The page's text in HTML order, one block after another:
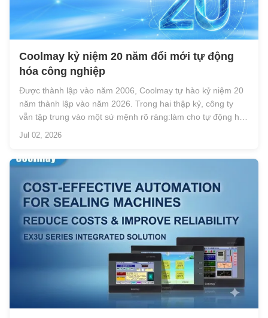
Coolmay kỷ niệm 20 năm đổi mới tự động
hóa công nghiệp
Được thành lập vào năm 2006, Coolmay tự hào kỷ niệm 20
năm thành lập vào năm 2026. Trong hai thập kỷ, công ty
vẫn tập trung vào một sứ mệnh rõ ràng:làm cho tự động hóa
công nghiệp trở nên đơn giản hơn, hiệu quả hơn và dễ tiếp
Jul 02, 2026